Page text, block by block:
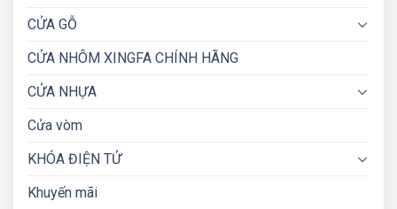
CỬA GỖ
CỬA NHÔM XINGFA CHÍNH HÃNG
CỬA NHỰA
Cửa vòm
KHÓA ĐIỆN TỬ
Khuyến mãi